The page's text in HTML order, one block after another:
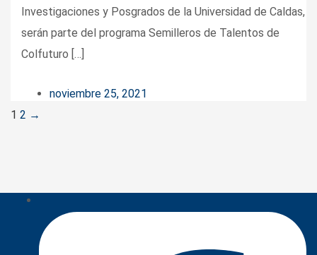
Investigaciones y Posgrados de la Universidad de Caldas,
serán parte del programa Semilleros de Talentos de
Colfuturo […]
noviembre 25, 2021
Posts
1 2 →